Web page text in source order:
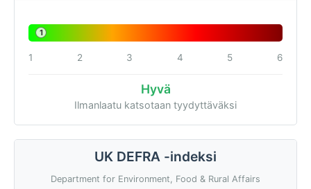
1
1 2 3 4 5 6
Hyvä
Ilmanlaatu katsotaan tyydyttäväksi
UK DEFRA -indeksi
Department for Environment, Food & Rural Affairs